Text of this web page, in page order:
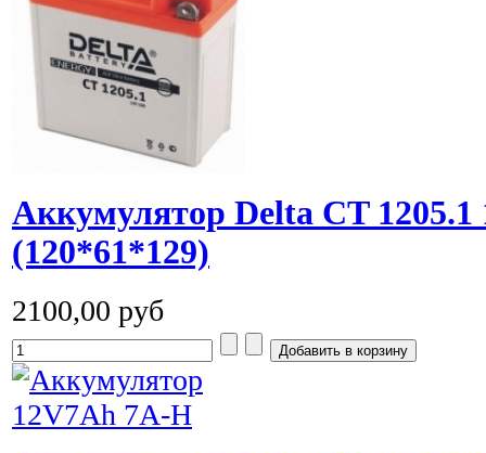
Аккумулятор Delta CT 1205.1
(120*61*129)
2100,00 руб